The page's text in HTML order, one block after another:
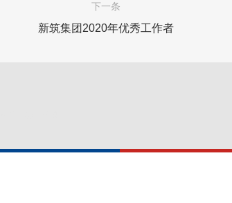
下一条
新筑集团2020年优秀工作者